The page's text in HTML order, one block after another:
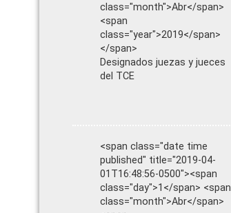
class="month">Abr</span>
<span
class="year">2019</span>
</span>
Designados juezas y jueces
del TCE
<span class="date time
published" title="2019-04-
01T16:48:56-0500"><span
class="day">1</span> <span
class="month">Abr</span>